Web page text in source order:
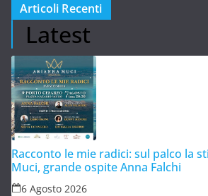
Articoli Recenti
Latest
Racconto le mie radici: sul palco la stilista Arianna
Muci, grande ospite Anna Falchi
6 Agosto 2026